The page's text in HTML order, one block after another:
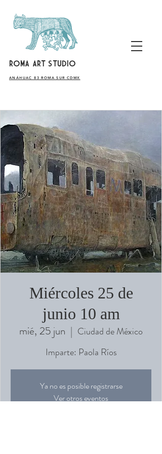
ROMA ART STUDIO
​ANÁHUAC 83 ROMA SUR CDMX
Miércoles 25 de
junio 10 am
mié, 25 jun
  |
Ciudad de México
Imparte: Paola Ríos
Ya no es posible registrarse
Ver otros eventos